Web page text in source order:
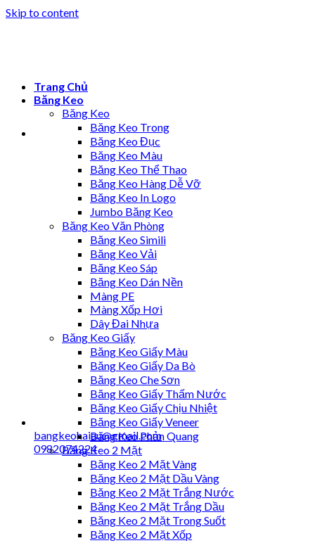
Skip to content
bangkeohaiau@gmail.com
0982074224
Trang Chủ
Băng Keo
Băng Keo
Băng Keo Trong
Băng Keo Đục
Băng Keo Màu
Băng Keo Thể Thao
Băng Keo Hàng Dễ Vỡ
Băng Keo In Logo
Jumbo Băng Keo
Băng Keo Văn Phòng
Băng Keo Simili
Băng Keo Vải
Băng Keo Sáp
Băng Keo Dán Nền
Màng PE
Màng Xốp Hơi
Dây Đai Nhựa
Băng Keo Giấy
Băng Keo Giấy Màu
Băng Keo Giấy Da Bò
Băng Keo Che Sơn
Băng Keo Giấy Thấm Nước
Băng Keo Giấy Chịu Nhiệt
Băng Keo Giấy Veneer
Băng Keo Phản Quang
Băng Keo 2 Mặt
Băng Keo 2 Mặt Vàng
Băng Keo 2 Mặt Dầu Vàng
Băng Keo 2 Mặt Trắng Nước
Băng Keo 2 Mặt Trắng Dầu
Băng Keo 2 Mặt Trong Suốt
Băng Keo 2 Mặt Xốp